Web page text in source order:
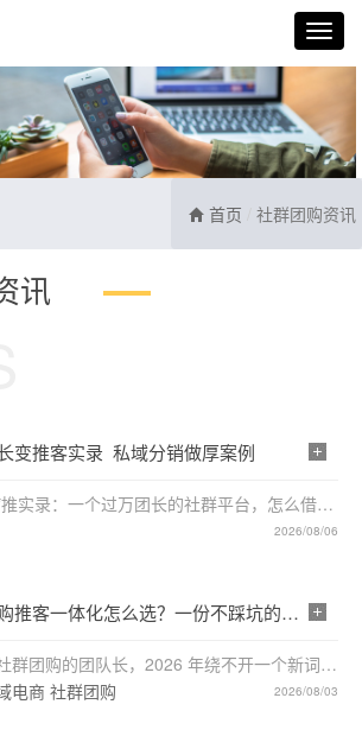
首页 社群团购资讯
讯
变推客实录_私域分销做厚案例
实录：一个过万团长的社群平台，怎么借微
推客重新做厚⚠️ 案例说明：本文基于大师熊客
2026/08/06
推客一体化怎么选？一份不踩坑的选
群团购的团队长，2026 年绕不开一个新词：
推客一体化。简单说，就是把你原来的私域
团购，和微信推客（视频号 / 微信小店联盟
电商 社群团购 2026/08/03